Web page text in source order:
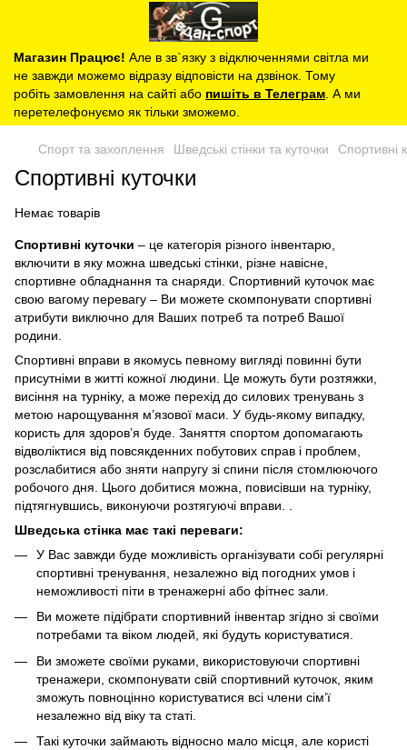
Магазин Працює! Але в зв`язку з відключеннями світла ми
не завжди можемо відразу відповісти на дзвінок. Тому
робіть замовлення на сайті або пишіть в Телеграм . А ми
перетелефонуємо як тільки зможемо.
Спорт та захоплення Шведські стінки та куточки Спортивні
Спортивні куточки
Немає товарів
Спортивні куточки – це категорія різного інвентарю,
включити в яку можна шведські стінки, різне навісне,
спортивне обладнання та снаряди. Спортивний куточок має
свою вагому перевагу – Ви можете скомпонувати спортивні
атрибути виключно для Ваших потреб та потреб Вашої
родини.
Спортивні вправи в якомусь певному вигляді повинні бути
присутніми в житті кожної людини. Це можуть бути розтяжки,
висіння на турніку, а може перехід до силових тренувань з
метою нарощування м’язової маси. У будь-якому випадку,
користь для здоров’я буде. Заняття спортом допомагають
відволіктися від повсякденних побутових справ і проблем,
розслабитися або зняти напругу зі спини після стомлюючого
робочого дня. Цього добитися можна, повисівши на турніку,
підтягнувшись, виконуючи розтягуючі вправи. .
Шведська стінка має такі переваги:
У Вас завжди буде можливість організувати собі регулярні
спортивні тренування, незалежно від погодних умов і
неможливості піти в тренажерні або фітнес зали.
Ви можете підібрати спортивний інвентар згідно зі своїми
потребами та віком людей, які будуть користуватися.
Ви зможете своїми руками, використовуючи спортивні
тренажери, скомпонувати свій спортивний куточок, яким
зможуть повноцінно користуватися всі члени сім’ї
незалежно від віку та статі.
Такі куточки займають відносно мало місця, але користі